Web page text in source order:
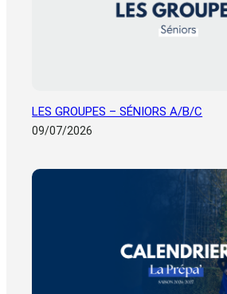
LES GROUPES – SÉNIORS A/B/C
09/07/2026